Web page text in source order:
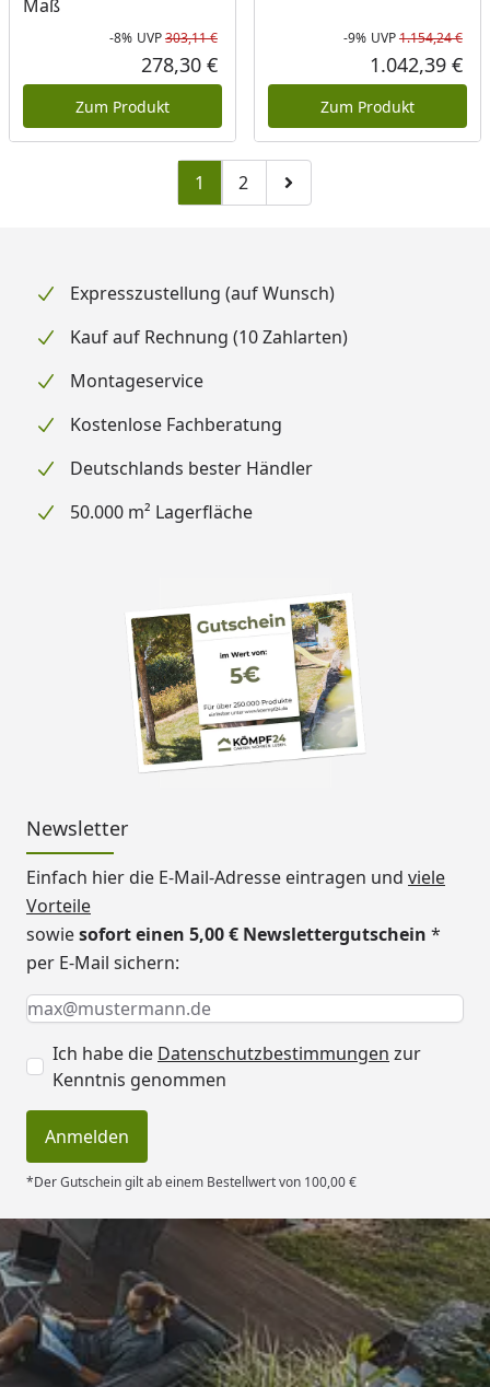
Maß
Rabatt in Prozent
-8%
Ursprünglicher Preis
UVP303,11 €
Aktueller Preis
278,30 €
Zum Produkt
-9% UVP1.154,24 €
1.042,39 €
Zum Produkt
1 Zu Seite 2
2 Zur nächsten Seite
Expresszustellung (auf Wunsch)
Kauf auf Rechnung (10 Zahlarten)
Montageservice
Kostenlose Fachberatung
Deutschlands bester Händler
50.000 m² Lagerfläche
Newsletter
Einfach hier die E-Mail-Adresse eintragen und viele
Vorteile
sowiesofort einen 5,00 € Newslettergutschein *
per E-Mail sichern:
Keine Eingabe erforderlich
Eingabe erforderlich
E-Mail *
Ich habe die Datenschutzbestimmungen zur
Kenntnis genommen
Anmelden
*Der Gutschein gilt ab einem Bestellwert von 100,00 €
Trusted Shops
4,83/ 5